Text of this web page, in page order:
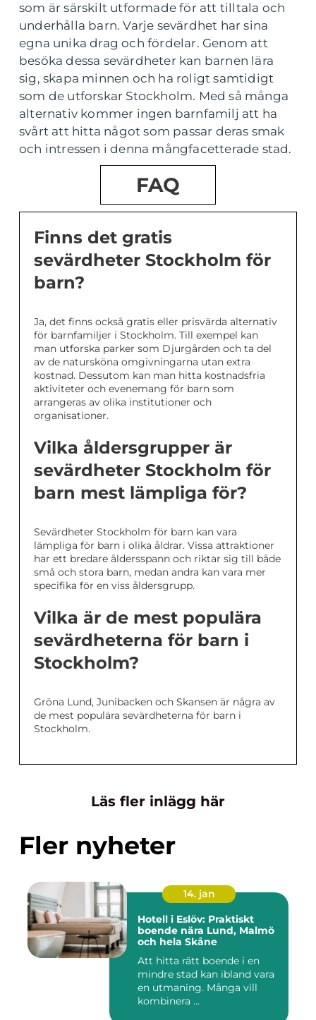
som är särskilt utformade för att tilltala och
underhålla barn. Varje sevärdhet har sina
egna unika drag och fördelar. Genom att
besöka dessa sevärdheter kan barnen lära
sig, skapa minnen och ha roligt samtidigt
som de utforskar Stockholm. Med så många
alternativ kommer ingen barnfamilj att ha
svårt att hitta något som passar deras smak
och intressen i denna mångfacetterade stad.
FAQ
Finns det gratis
sevärdheter Stockholm för
barn?
Ja, det finns också gratis eller prisvärda alternativ
för barnfamiljer i Stockholm. Till exempel kan
man utforska parker som Djurgården och ta del
av de natursköna omgivningarna utan extra
kostnad. Dessutom kan man hitta kostnadsfria
aktiviteter och evenemang för barn som
arrangeras av olika institutioner och
organisationer.
Vilka åldersgrupper är
sevärdheter Stockholm för
barn mest lämpliga för?
Sevärdheter Stockholm för barn kan vara
lämpliga för barn i olika åldrar. Vissa attraktioner
har ett bredare åldersspann och riktar sig till både
små och stora barn, medan andra kan vara mer
specifika för en viss åldersgrupp.
Vilka är de mest populära
sevärdheterna för barn i
Stockholm?
Gröna Lund, Junibacken och Skansen är några av
de mest populära sevärdheterna för barn i
Stockholm.
Läs fler inlägg här
Fler nyheter
14. jan
Hotell i Eslöv: Praktiskt
boende nära Lund, Malmö
och hela Skåne
Att hitta rätt boende i en
mindre stad kan ibland vara
en utmaning. Många vill
kombinera ...